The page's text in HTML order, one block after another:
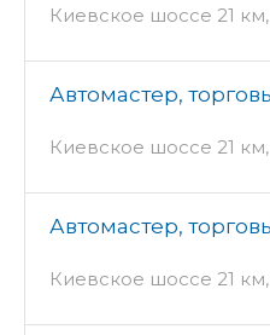
Киевское шоссе 21 км,
Автомастер,
Киевское шоссе 21 км,
Автомастер,
Киевское шоссе 21 км,